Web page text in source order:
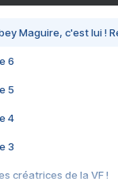
Maguire, c'est lui !
6
5
4
3
créatrices de la VF !